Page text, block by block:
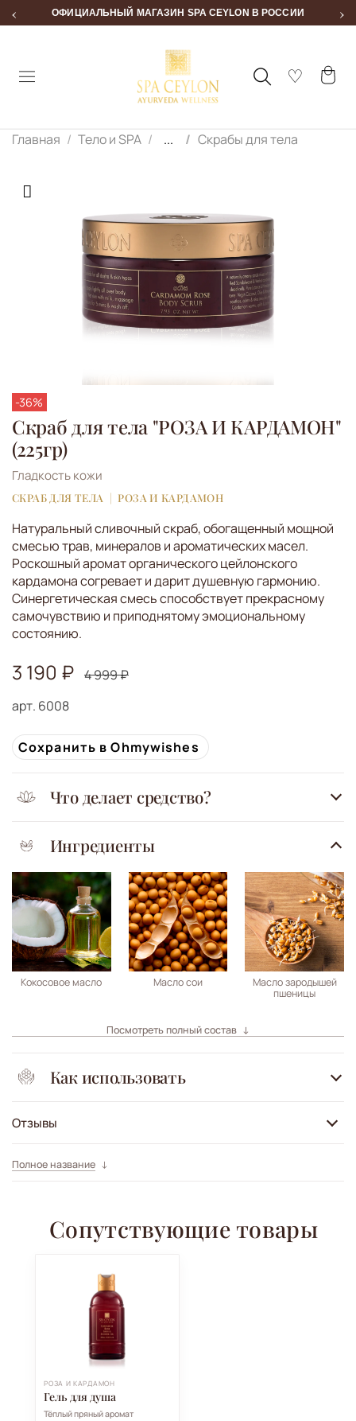
‹ ОФИЦИАЛЬНЫЙ МАГАЗИН SPA CEYLON В РОССИИ ›
Главная Тело и SPA ... Скрабы для тела
-36%
арт. 6008
Скраб для тела "РОЗА И КАРДАМОН"
(225гр)
3 190 ₽ 4 999 ₽
Сохранить в Ohmywishes
Гладкость кожи
СКРАБ ДЛЯ ТЕЛА РОЗА И КАРДАМОН
Натуральный сливочный скраб, обогащенный мощной
смесью трав, минералов и ароматических масел.
Роскошный аромат органического цейлонского
кардамона согревает и дарит душевную гармонию.
Синергетическая смесь способствует прекрасному
самочувствию и приподнятому эмоциональному
состоянию.
Что делает средство?
Ингредиенты
Кокосовое масло Масло сои
Масло зародышей
пшеницы
Посмотреть полный состав
Как использовать
Отзывы
Полное название
Сопутствующие товары
РОЗА И КАРДАМОН
Гель для душа
Тёплый пряный аромат